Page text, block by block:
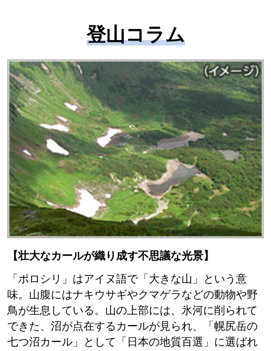
登山コラム
【壮大なカールが織り成す不思議な光景】
「ポロシリ」はアイヌ語で「大きな山」という意
味。山腹にはナキウサギやクマゲラなどの動物や野
鳥が生息している。山の上部には、氷河に削られて
できた、沼が点在するカールが見られ、「幌尻岳の
七つ沼カール」として「日本の地質百選」に選ばれ